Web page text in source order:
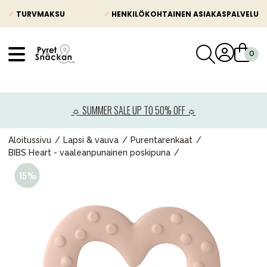
✓ TURVMAKSU ✓ HENKILÖKOHTAINEN ASIAKASPALVELU
☼ SUMMER SALE UP TO 50% OFF ☼
Aloitussivu Lapsi & vauva
Purentarenkaat
BIBS Heart - vaaleanpunainen poskipuna
Lastenvaunut
Lasten turvaistuimet
Lelut ja pelit
Äiti & Isä
Huonekalut & vuodevaatteet